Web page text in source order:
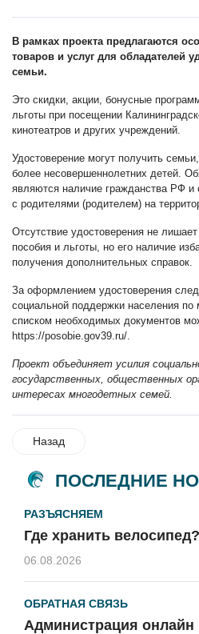
В рамках проекта предлагаются
товаров и услуг для обладателей
семьи.
Это скидки, акции, бонусные
льготы при посещении
кинотеатров и других учреждений.
Удостоверение могут получить
более несовершеннолетних детей.
являются наличие гражданства РФ и
с родителями (родителем) на
Отсутствие удостоверения не
пособия и льготы, но его наличие
получения дополнительных справок.
За оформлением удостоверения
социальной поддержки населения по
списком необходимых документов
https://posobie.gov39.ru/
Проект объединяет усилия
государственных, общественных
интересах многодетных семей.
Назад
ПОСЛЕДНИЕ
РАЗЪЯСНЯЕМ
Где хранить велосипед?
06.08.2026
ОБРАТНАЯ СВЯЗЬ
Администрация онлайн